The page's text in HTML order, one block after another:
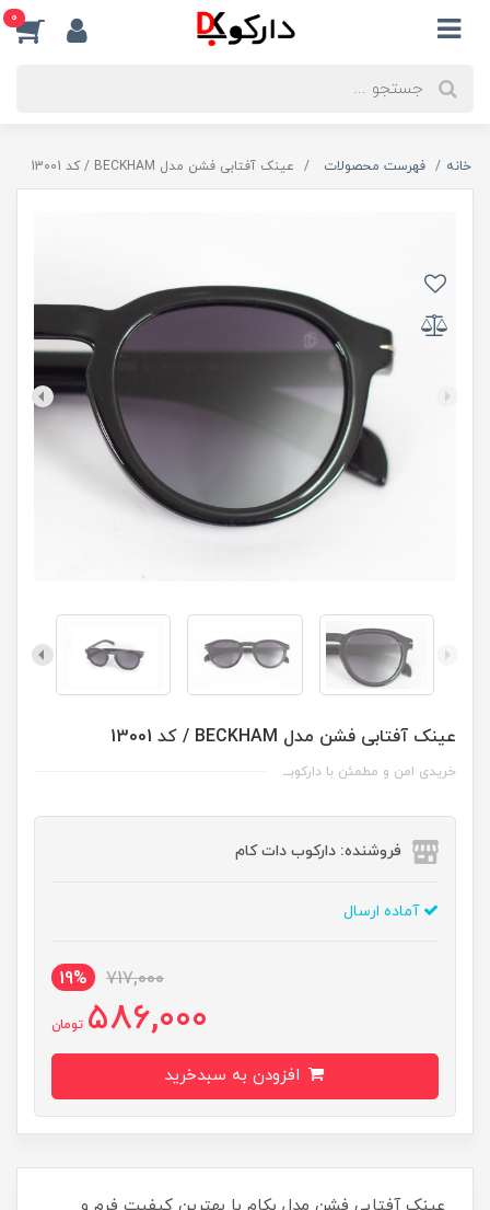
0
خانه فهرست محصولات عینک آفتابی فشن مدل BECKHAM / کد 13001
عینک آفتابی فشن مدل BECKHAM / کد 13001
خریدی امن و مطمئن با دارکوبــ
فروشنده: دارکوب دات کام
آماده ارسال
717,000
19%
586,000 تومان